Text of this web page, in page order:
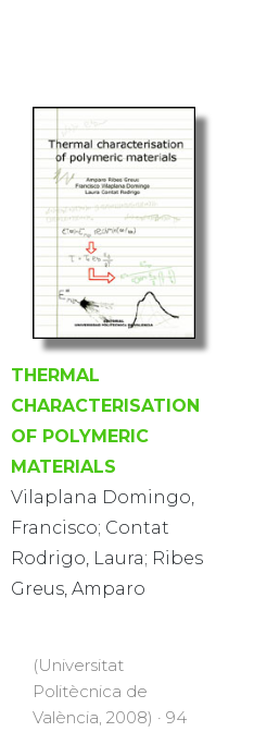
THERMAL
CHARACTERISATION
OF POLYMERIC
MATERIALS
Vilaplana Domingo,
Francisco; Contat
Rodrigo, Laura; Ribes
Greus, Amparo
(Universitat
Politècnica de
València, 2008) · 94